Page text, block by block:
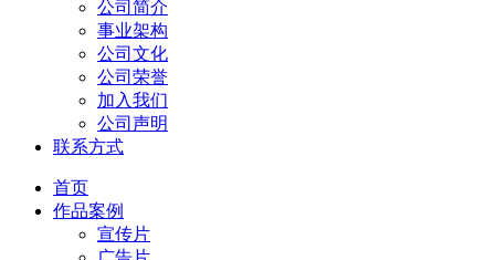
公司简介
事业架构
公司文化
公司荣誉
加入我们
公司声明
联系方式
首页
作品案例
宣传片